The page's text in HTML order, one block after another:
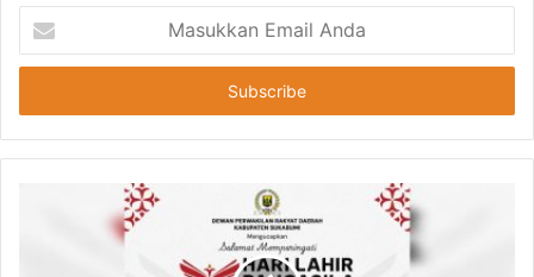
Email
Anda